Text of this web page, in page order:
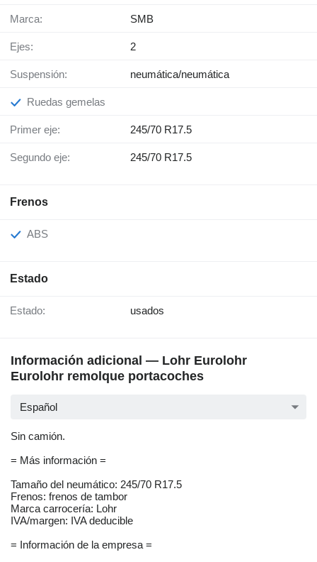
Marca: SMB
Ejes: 2
Suspensión: neumática/neumática
Ruedas gemelas
Primer eje: 245/70 R17.5
Segundo eje: 245/70 R17.5
Frenos
ABS
Estado
Estado: usados
Información adicional — Lohr Eurolohr
Eurolohr remolque portacoches
Español
Sin camión.
= Más información =
Tamaño del neumático: 245/70 R17.5
Frenos: frenos de tambor
Marca carrocería: Lohr
IVA/margen: IVA deducible
= Información de la empresa =